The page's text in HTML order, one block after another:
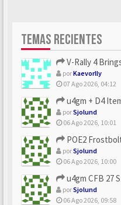
TEMAS RECIENTES
V-Rally 4 Brings
porKaevorlly
07 Ago 2026, 04:12
u4gm + D4 Items
porSjolund
06 Ago 2026, 10:01
POE2 Frostbolt
porSjolund
06 Ago 2026, 10:00
u4gm CFB 27
porSjolund
06 Ago 2026, 09:58